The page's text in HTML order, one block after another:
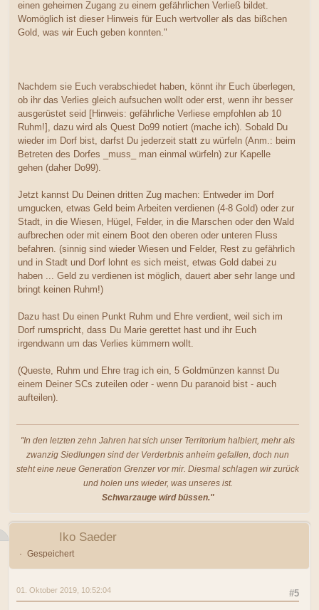
einen geheimen Zugang zu einem gefährlichen Verließ bildet.
Womöglich ist dieser Hinweis für Euch wertvoller als das bißchen
Gold, was wir Euch geben konnten."
Nachdem sie Euch verabschiedet haben, könnt ihr Euch überlegen,
ob ihr das Verlies gleich aufsuchen wollt oder erst, wenn ihr besser
ausgerüstet seid [Hinweis: gefährliche Verliese empfohlen ab 10
Ruhm!], dazu wird als Quest Do99 notiert (mache ich). Sobald Du
wieder im Dorf bist, darfst Du jederzeit statt zu würfeln (Anm.: beim
Betreten des Dorfes _muss_ man einmal würfeln) zur Kapelle
gehen (daher Do99).
Jetzt kannst Du Deinen dritten Zug machen: Entweder im Dorf
umgucken, etwas Geld beim Arbeiten verdienen (4-8 Gold) oder zur
Stadt, in die Wiesen, Hügel, Felder, in die Marschen oder den Wald
aufbrechen oder mit einem Boot den oberen oder unteren Fluss
befahren. (sinnig sind wieder Wiesen und Felder, Rest zu gefährlich
und in Stadt und Dorf lohnt es sich meist, etwas Gold dabei zu
haben ... Geld zu verdienen ist möglich, dauert aber sehr lange und
bringt keinen Ruhm!)
Dazu hast Du einen Punkt Ruhm und Ehre verdient, weil sich im
Dorf rumspricht, dass Du Marie gerettet hast und ihr Euch
irgendwann um das Verlies kümmern wollt.
(Queste, Ruhm und Ehre trag ich ein, 5 Goldmünzen kannst Du
einem Deiner SCs zuteilen oder - wenn Du paranoid bist - auch
aufteilen).
"In den letzten zehn Jahren hat sich unser Territorium halbiert, mehr als
zwanzig Siedlungen sind der Verderbnis anheim gefallen, doch nun
steht eine neue Generation Grenzer vor mir. Diesmal schlagen wir zurück
und holen uns wieder, was unseres ist.
Schwarzauge wird büssen."
Iko Saeder
Gespeichert
#5
01. Oktober 2019, 10:52:04